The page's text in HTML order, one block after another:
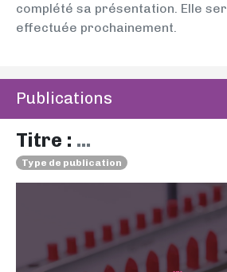
complété sa présentation. Elle
effectuée prochainement.
Publications
Titre : ...
Type de publication